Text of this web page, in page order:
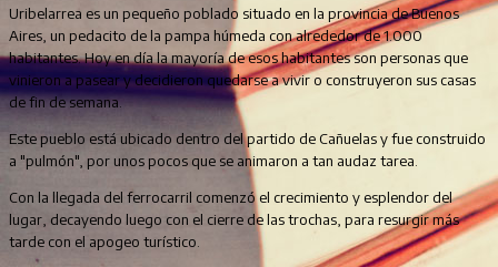
Uribelarrea es un pequeño poblado situado en la provincia de Buenos
Aires, un pedacito de la pampa húmeda con alrededor de 1.000
habitantes. Hoy en día la mayoría de esos habitantes son personas que
vinieron a pasear y decidieron quedarse a vivir o construyeron sus casas
de fin de semana.
Este pueblo está ubicado dentro del partido de Cañuelas y fue construido
a "pulmón", por unos pocos que se animaron a tan audaz tarea.
Con la llegada del ferrocarril comenzó el crecimiento y esplendor del
lugar, decayendo luego con el cierre de las trochas, para resurgir más
tarde con el apogeo turístico.